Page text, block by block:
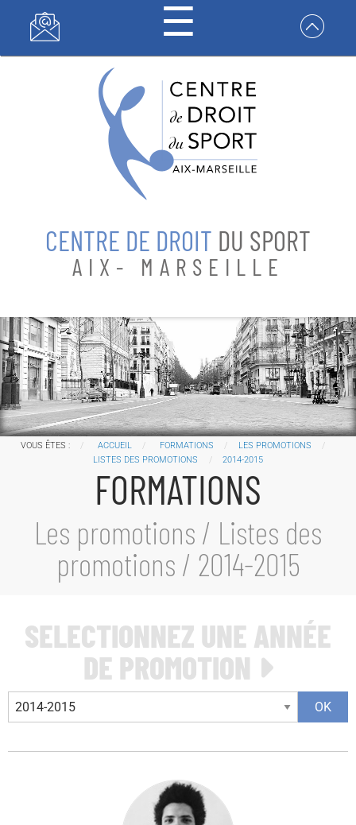
CENTRE DE
DROIT DU
FORMATIONS
CONTACT
CENTRE DE DROIT DU SPORT
AIX- MARSEILLE
VOUS ÊTES : ACCUEIL FORMATIONS
LES PROMOTIONS
LISTES DES PROMOTIONS
2014-2015
FORMATIONS
Les promotions / Listes des
promotions / 2014-2015
SELECTIONNEZ UNE ANNÉE
DE PROMOTION
☰
Panneau de gestion des cookies